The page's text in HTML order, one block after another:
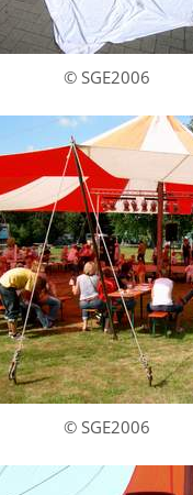
© SGE2006
© SGE2006